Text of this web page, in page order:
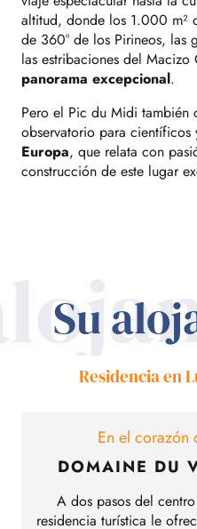
altitud, donde los 1.000 m²
de 360° de los Pirineos, las
las estribaciones del Macizo
panorama excepcional.
Pero el Pic du Midi también
observatorio para científicos
Europa, que relata con
construcción de este lugar
Su
Residencia en
En el corazón
DOMAINE DU
A dos pasos del centro
residencia turística le